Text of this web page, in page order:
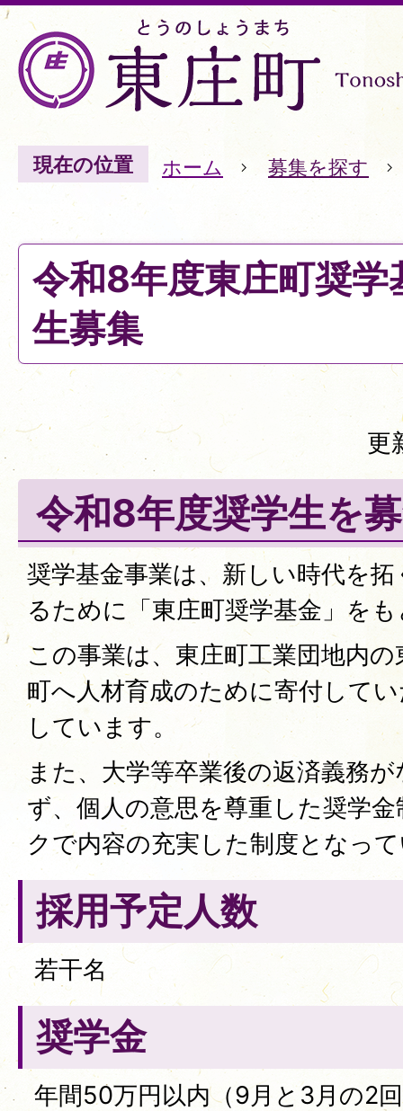
現在の位置 ホーム 募集を探す
令和8年度東庄町奨学
生募集
更
令和8年度奨学生を
奨学基金事業は、新しい時代を
るために「東庄町奨学基金」を
この事業は、東庄町工業団地内
町へ人材育成のために寄付して
しています。
また、大学等卒業後の返済義務
ず、個人の意思を尊重した奨学
クで内容の充実した制度となっ
採用予定人数
若干名
奨学金
年間50万円以内（9月と3月の2